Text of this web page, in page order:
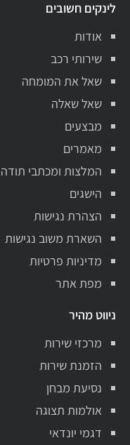
לינקים חשובים
אודות
שירותי רכב
שאל את המומחה
שאל שאלה
מבצעים
מאמרים
המלצות ומכתבי תודה
הישגים
הצהרת נגישות
השארת משוב נגישות
מדיניות פרטיות
מפת אתר
ניווט מהיר
מרכזי שירות
הזמנת שירות
נסיעת מבחן
אולמות תצוגה
דגמי יונדאי